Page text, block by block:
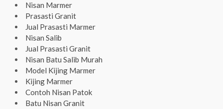
Nisan Marmer
Prasasti Granit
Jual Prasasti Marmer
Nisan Salib
Jual Prasasti Granit
Nisan Batu Salib Murah
Model Kijing Marmer
Kijing Marmer
Contoh Nisan Patok
Batu Nisan Granit